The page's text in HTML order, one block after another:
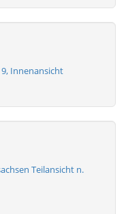
Innenansicht
Teilansicht n.